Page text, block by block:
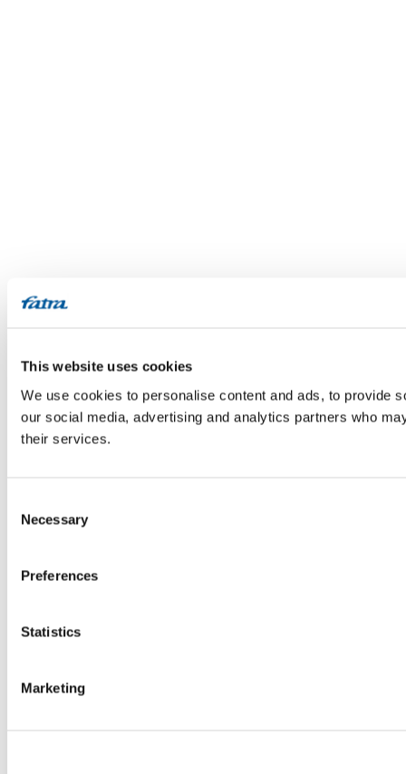
This website uses cookies
We use cookies to personalise content and ads, to provide
our social media, advertising and analytics partners who
their services.
Selection
Necessary
Preferences
Statistics
Marketing